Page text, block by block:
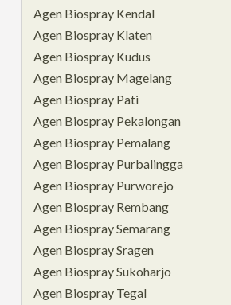
Agen Biospray Kendal
Agen Biospray Klaten
Agen Biospray Kudus
Agen Biospray Magelang
Agen Biospray Pati
Agen Biospray Pekalongan
Agen Biospray Pemalang
Agen Biospray Purbalingga
Agen Biospray Purworejo
Agen Biospray Rembang
Agen Biospray Semarang
Agen Biospray Sragen
Agen Biospray Sukoharjo
Agen Biospray Tegal